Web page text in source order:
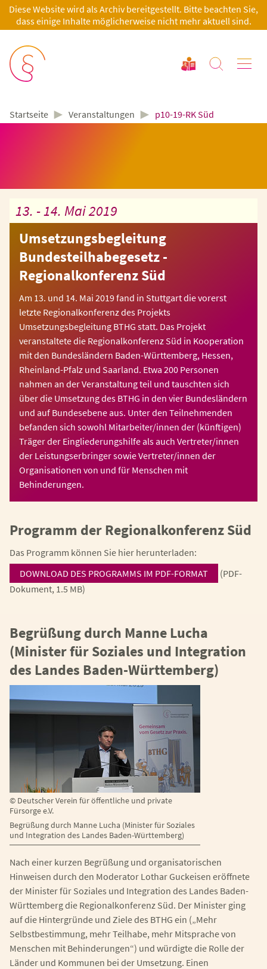
Diese Website wird als Archiv bereitgestellt. Bitte beachten Sie,
dass einige Inhalte möglicherweise nicht mehr aktuell sind.
Startseite ► Veranstaltungen ► p10-19-RK Süd
13. - 14. Mai 2019
Umsetzungsbegleitung
Bundesteilhabegesetz -
Regionalkonferenz Süd
Am 13. und 14. Mai 2019 fand in Stuttgart die vorerst
letzte Regionalkonferenz des Projekts
Umsetzungsbegleitung BTHG statt. Das Projekt
veranstaltete die Regionalkonferenz Süd in Kooperation
mit den Bundesländern Baden-Württemberg, Hessen,
Rheinland-Pfalz und Saarland. Etwa 200 Personen
nahmen an der Veranstaltung teil und tauschten sich
über die Umsetzung des BTHG in den vier Bundesländern
und auf Bundesebene aus. Unter den Teilnehmenden
befanden sich sowohl Mitarbeiter/innen der (künftigen)
Träger der Eingliederungshilfe als auch Vertreter/innen
der Leistungserbringer sowie Vertreter/innen der
Organisationen von und für Menschen mit
Behinderungen.
Programm der Regionalkonferenz Süd
Das Programm können Sie hier herunterladen:
DOWNLOAD DES PROGRAMMS IM PDF-FORMAT
(PDF-
Dokument, 1.5 MB)
Begrüßung durch Manne Lucha
(Minister für Soziales und Integration
des Landes Baden-Württemberg)
© Deutscher Verein für öffentliche und private
Fürsorge e.V.
Begrüßung durch Manne Lucha (Minister für Soziales
und Integration des Landes Baden-Württemberg)
Nach einer kurzen Begrüßung und organisatorischen
Hinweisen durch den Moderator Lothar Guckeisen eröffnete
der Minister für Soziales und Integration des Landes Baden-
Württemberg die Regionalkonferenz Süd. Der Minister ging
auf die Hintergründe und Ziele des BTHG ein („Mehr
Selbstbestimmung, mehr Teilhabe, mehr Mitsprache von
Menschen mit Behinderungen“) und würdigte die Rolle der
Länder und Kommunen bei der Umsetzung. Einen